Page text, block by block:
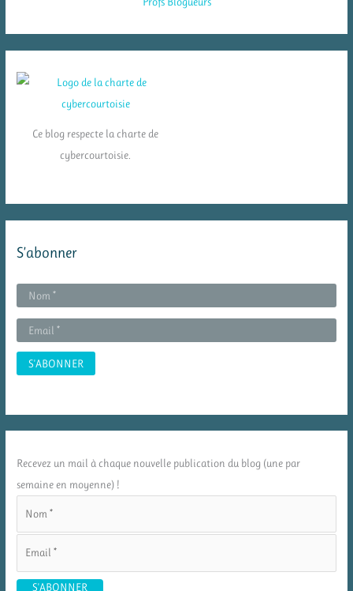
Ce blog respecte la charte de
cybercourtoisie.
S’abonner
Recevez un mail à chaque nouvelle publication du blog (une par
semaine en moyenne) !